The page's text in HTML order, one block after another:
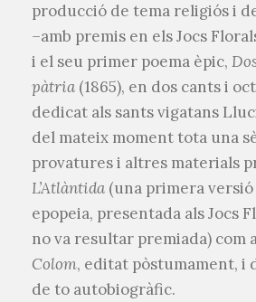
producció de tema religiós i
–amb premis en els Jocs
i el seu primer poema èpic,
pàtria (1865), en dos cants i
dedicat als sants vigatans
del mateix moment tota una
provatures i altres materials
L’Atlàntida (una primera versió
epopeia, presentada als Jocs
no va resultar premiada) com
Colom, editat pòstumament, i
de to autobiogràfic.